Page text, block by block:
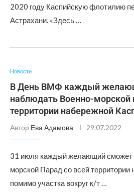
2020 году Каспийскую флотилию
Астрахани. «Здесь …
Новости
В День ВМФ каждый
наблюдать Военно-морской
территории набережной
Автор Ева Адамова 29.07.2022
31 июля каждый желающий сможет
морской Парад со всей территории
помимо участка вокруг к/т …